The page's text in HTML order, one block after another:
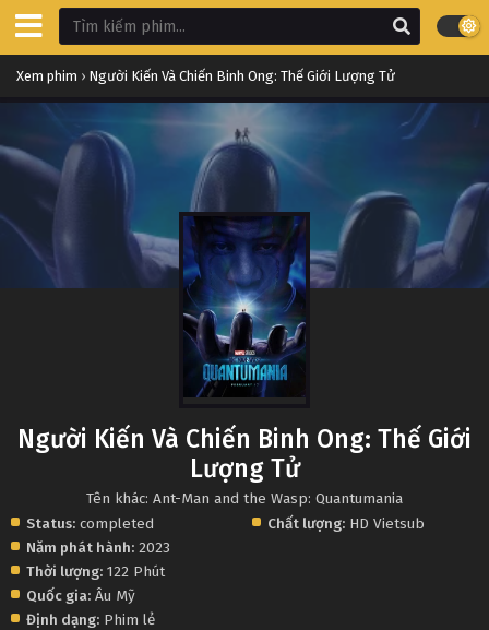
Xem phim › Người Kiến Và Chiến Binh Ong: Thế Giới Lượng Tử
Người Kiến Và Chiến Binh Ong: Thế Giới
Lượng Tử
Tên khác: Ant-Man and the Wasp: Quantumania
Status: completed
Năm phát hành: 2023
Thời lượng: 122 Phút
Quốc gia: Âu Mỹ
Định dạng: Phim lẻ
Chất lượng: HD Vietsub